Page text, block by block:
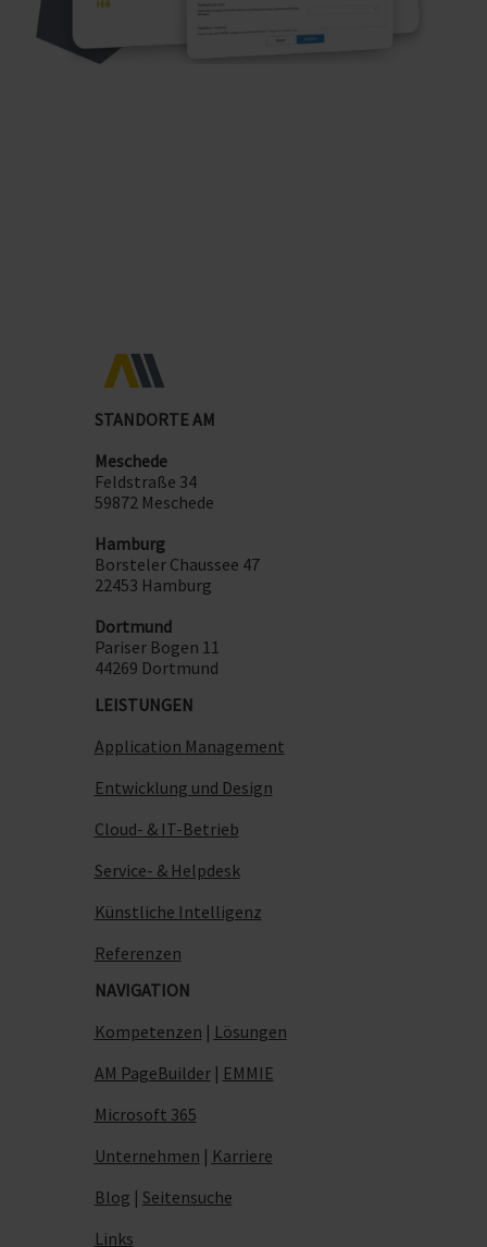
STANDORTE AM
Meschede
Feldstraße 34
59872 Meschede
Hamburg
Borsteler Chaussee 47
22453 Hamburg
Dortmund
Pariser Bogen 11
44269 Dortmund
LEISTUNGEN
Application Management
Entwicklung und Design
Cloud- & IT-Betrieb
Service- & Helpdesk
Künstliche Intelligenz
Referenzen
NAVIGATION
Kompetenzen | Lösungen
AM PageBuilder| EMMIE
Microsoft 365
Unternehmen | Karriere
Blog | Seitensuche
Links